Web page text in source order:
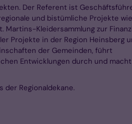
Der Referent ist
und bistümliche Projekte wie
Martins-Kleidersammlung zur
Projekte in der Region Heinsberg
der Gemeinden, führt
Entwicklungen durch und macht
der Regionaldekane.